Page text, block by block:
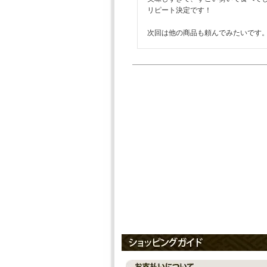
リピート決定です！
次回は他の商品も頼んでみたいです